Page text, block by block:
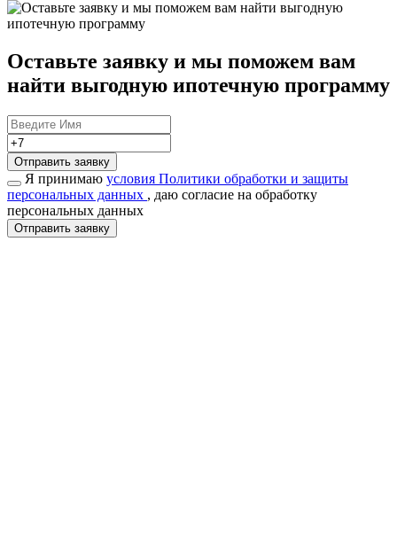
Оставьте заявку и мы поможем вам
найти выгодную ипотечную программу
Отправить заявку
Я принимаю условия Политики обработки и защиты
персональных данных , даю согласие на обработку
персональных данных
Отправить заявку